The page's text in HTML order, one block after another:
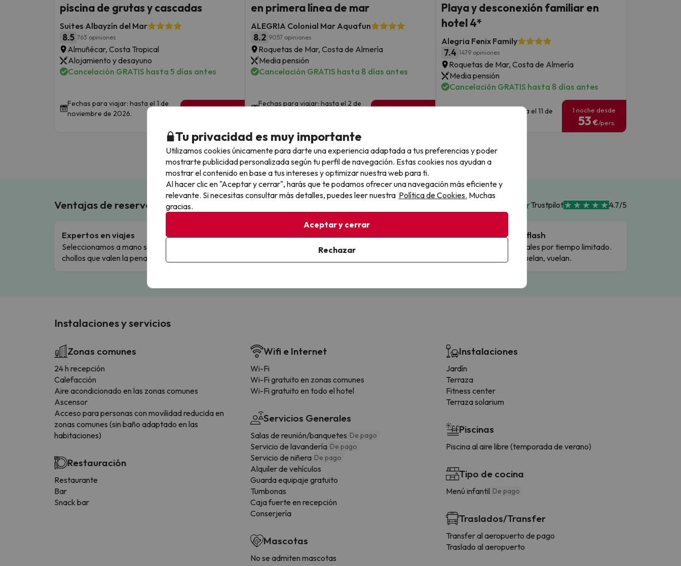
piscina de grutas y cascadas
Suites Albayzín del Mar
8.5 763 opiniones
Almuñécar, Costa Tropical
Alojamiento y desayuno
Cancelación GRATIS hasta 5 días antes
Fechas para viajar: hasta el 1 de
noviembre de 2026.
en primera línea de mar
ALEGRIA Colonial Mar Aquafun
8.2 9057 opiniones
Roquetas de Mar, Costa de Almería
Media pensión
Cancelación GRATIS hasta 8 días antes
Fechas para viajar: hasta el 2 de
Playa y desconexión familiar en
hotel 4*
Alegria Fenix Family
7.4 1479 opiniones
Roquetas de Mar, Costa de Almería
Media pensión
Cancelación GRATIS hasta 8 días antes
Fechas para viajar: hasta el 11 de
1 noche desde
53 €/pers.
Ver todos los chollos
Ventajas de reservar en Buscounchollo Trustpilot 4.7/5
Expertos en viajes
Seleccionamos a mano solo los
chollos que valen la pena.
Cancela sin complicaciones
Cambios y cancelaciones con total
Paga a tu ritmo
Fracciona o financia tu viaje.
Ofertas flash
Precios reales por tiempo limitado.
Cuando vuelan, vuelan.
Instalaciones y servicios
Zonas comunes
24 h recepción
Calefacción
Aire acondicionado en las zonas comunes
Ascensor
Acceso para personas con movilidad reducida en
zonas comunes (sin baño adaptado en las
habitaciones)
Restauración
Restaurante
Bar
Snack bar
Wifi e Internet
Wi-Fi
Wi-Fi gratuito en zonas comunes
Wi-Fi gratuito en todo el hotel
Servicios Generales
Salas de reunión/banquetes De pago
Servicio de lavandería De pago
Servicio de niñera De pago
Alquiler de vehículos
Guarda equipaje gratuito
Tumbonas
Caja fuerte en recepción
Conserjería
Mascotas
No se admiten mascotas
Instalaciones
Jardín
Terraza
Fitness center
Terraza solarium
Piscinas
Piscina al aire libre (temporada de verano)
Tipo de cocina
Menú infantil De pago
Traslados/Transfer
Transfer al aeropuerto de pago
Traslado al aeropuerto
Tu privacidad es muy importante
Utilizamos cookies únicamente para darte una experiencia adaptada a tus preferencias y poder
mostrarte publicidad personalizada según tu perfil de navegación. Estas cookies nos ayudan a
mostrar el contenido en base a tus intereses y optimizar nuestra web para ti.
Al hacer clic en "Aceptar y cerrar", harás que te podamos ofrecer una navegación más eficiente y
relevante. Si necesitas consultar más detalles, puedes leer nuestra Política de Cookies. Muchas
gracias.
Aceptar y cerrar
Rechazar